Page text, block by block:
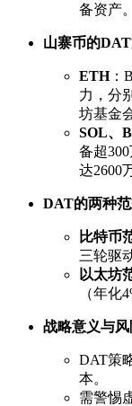
备资产。
山寨币的
ETH：
力，分
坊基金
SOL、
备超
达2600
DAT的两种
比特币
三轮驱
以太坊
（年化
战略意义与风
DAT策
本。
需警惕